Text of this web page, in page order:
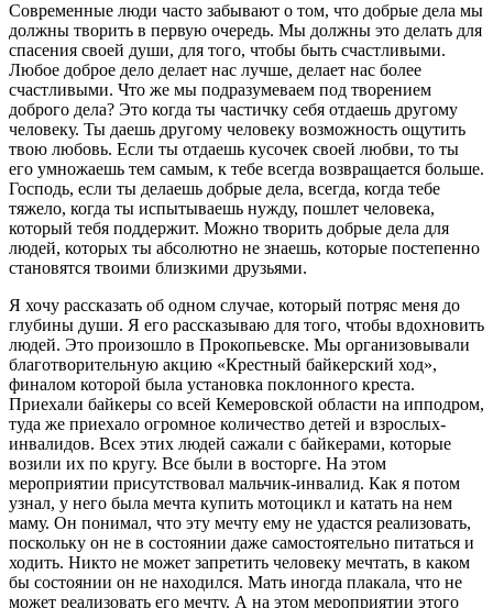
Современные люди часто забывают о том, что добрые дела мы
должны творить в первую очередь. Мы должны это делать для
спасения своей души, для того, чтобы быть счастливыми.
Любое доброе дело делает нас лучше, делает нас более
счастливыми. Что же мы подразумеваем под творением
доброго дела? Это когда ты частичку себя отдаешь другому
человеку. Ты даешь другому человеку возможность ощутить
твою любовь. Если ты отдаешь кусочек своей любви, то ты
его умножаешь тем самым, к тебе всегда возвращается больше.
Господь, если ты делаешь добрые дела, всегда, когда тебе
тяжело, когда ты испытываешь нужду, пошлет человека,
который тебя поддержит. Можно творить добрые дела для
людей, которых ты абсолютно не знаешь, которые постепенно
становятся твоими близкими друзьями.
Я хочу рассказать об одном случае, который потряс меня до
глубины души. Я его рассказываю для того, чтобы вдохновить
людей. Это произошло в Прокопьевске. Мы организовывали
благотворительную акцию «Крестный байкерский ход»,
финалом которой была установка поклонного креста.
Приехали байкеры со всей Кемеровской области на ипподром,
туда же приехало огромное количество детей и взрослых-
инвалидов. Всех этих людей сажали с байкерами, которые
возили их по кругу. Все были в восторге. На этом
мероприятии присутствовал мальчик-инвалид. Как я потом
узнал, у него была мечта купить мотоцикл и катать на нем
маму. Он понимал, что эту мечту ему не удастся реализовать,
поскольку он не в состоянии даже самостоятельно питаться и
ходить. Никто не может запретить человеку мечтать, в каком
бы состоянии он не находился. Мать иногда плакала, что не
может реализовать его мечту. А на этом мероприятии этого